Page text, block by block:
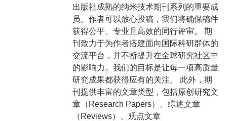
出版社成熟的纳米技术期刊系列的重要成
员。作者可以放心投稿，我们将确保稿件
获得公平、专业且高效的同行评审。 期
刊致力于为作者搭建面向国际科研群体的
交流平台，并不断提升在全球研究社区中
的影响力。我们的目标是让每一项高质量
研究成果都获得应有的关注。 此外，期
刊提供丰富的文章类型，包括原创研究文
章（Research Papers）、综述文章
（Reviews）、观点文章